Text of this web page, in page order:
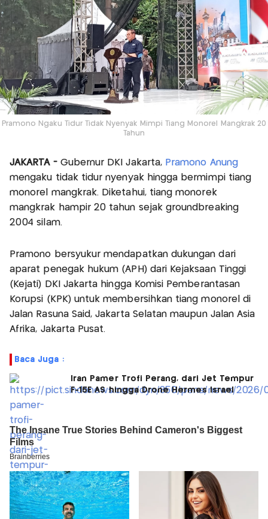
Pramono Ngaku Tidur Tidak Nyenyak Mimpi Tiang Monorel Mangkrak 20
Tahun
JAKARTA -Gubernur DKI Jakarta, Pramono Anung
mengaku tidak tidur nyenyak hingga bermimpi tiang
monorel mangkrak. Diketahui, tiang monorek
mangkrak hampir 20 tahun sejak groundbreaking
2004 silam.
Pramono bersyukur mendapatkan dukungan dari
aparat penegak hukum (APH) dari Kejaksaan Tinggi
(Kejati) DKI Jakarta hingga Komisi Pemberantasan
Korupsi (KPK) untuk membersihkan tiang monorel di
Jalan Rasuna Said, Jakarta Selatan maupun Jalan Asia
Afrika, Jakarta Pusat.
Baca Juga :
Iran Pamer Trofi Perang, dari Jet Tempur
F-15E AS hingga Drone Hermes Israel